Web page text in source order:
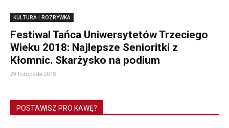
KULTURA i ROZRYWKA
Festiwal Tańca Uniwersytetów Trzeciego
Wieku 2018: Najlepsze Senioritki z
Kłomnic. Skarżysko na podium
29 listopada 2018
POSTAWISZ PRO KAWĘ?